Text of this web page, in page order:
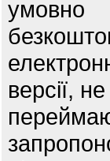
умовно
версії, не